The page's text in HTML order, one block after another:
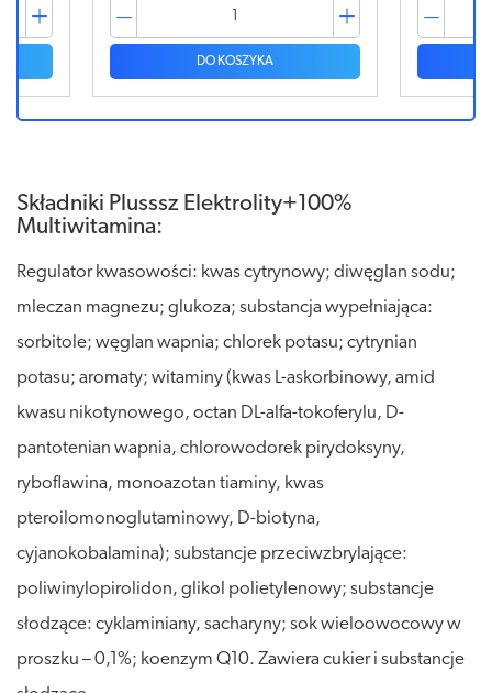
DO KOSZYKA
Składniki Plusssz Elektrolity+100%
Multiwitamina:
Regulator kwasowości: kwas cytrynowy; diwęglan sodu;
mleczan magnezu; glukoza; substancja wypełniająca:
sorbitole; węglan wapnia; chlorek potasu; cytrynian
potasu; aromaty; witaminy (kwas L-askorbinowy, amid
kwasu nikotynowego, octan DL-alfa-tokoferylu, D-
pantotenian wapnia, chlorowodorek pirydoksyny,
ryboflawina, monoazotan tiaminy, kwas
pteroilomonoglutaminowy, D-biotyna,
cyjanokobalamina); substancje przeciwzbrylające:
poliwinylopirolidon, glikol polietylenowy; substancje
słodzące: cyklaminiany, sacharyny; sok wieloowocowy w
proszku – 0,1%; koenzym Q10. Zawiera cukier i substancje